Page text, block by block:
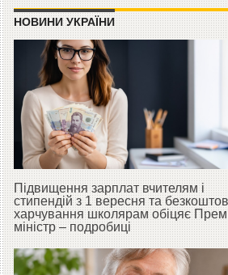
НОВИНИ УКРАЇНИ
Підвищення зарплат вчителям і
стипендій з 1 вересня та
харчування школярам обіцяє
міністр – подробиці